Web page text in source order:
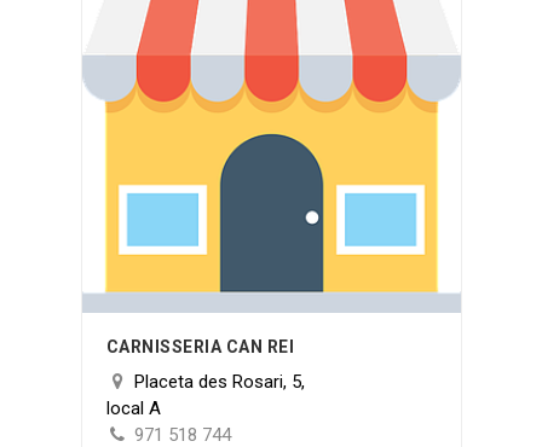
CARNISSERIA CAN REI
Placeta des Rosari, 5,
local A
971 518 744